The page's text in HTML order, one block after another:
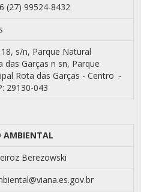
(27) 99524-8432
s/n, Parque Natural
das Garças n sn, Parque
Rota das Garças - Centro -
29130-043
AMBIENTAL
Berezowski